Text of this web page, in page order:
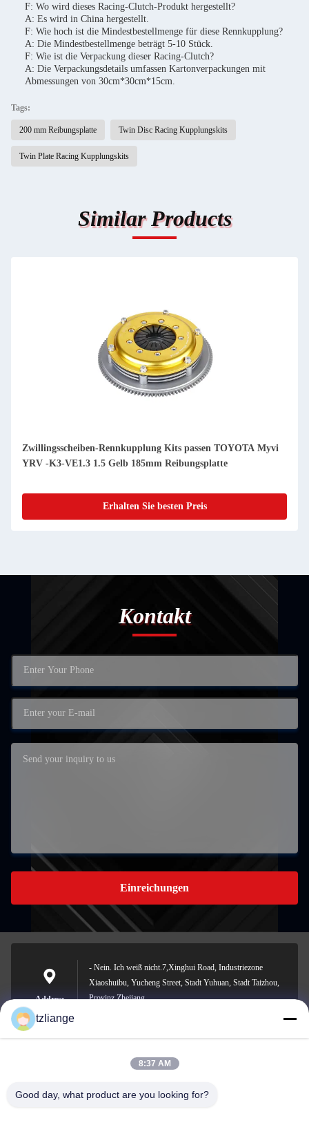
F: Wo wird dieses Racing-Clutch-Produkt hergestellt?
A: Es wird in China hergestellt.
F: Wie hoch ist die Mindestbestellmenge für diese Rennkupplung?
A: Die Mindestbestellmenge beträgt 5-10 Stück.
F: Wie ist die Verpackung dieser Racing-Clutch?
A: Die Verpackungsdetails umfassen Kartonverpackungen mit
Abmessungen von 30cm*30cm*15cm.
Tags:
200 mm Reibungsplatte Twin Disc Racing Kupplungskits
Twin Plate Racing Kupplungskits
Similar Products
Zwillingsscheiben-Rennkupplung Kits passen TOYOTA Myvi
YRV -K3-VE1.3 1.5 Gelb 185mm Reibungsplatte
Erhalten Sie besten Preis
Kontakt
Einreichungen
Address
- Nein. Ich weiß nicht.7,Xinghui Road, Industriezone
Xiaoshuibu, Yucheng Street, Stadt Yuhuan, Stadt Taizhou,
Provinz Zhejiang
E-mail
szp.szp@163.com
tzliange
8:37 AM
Good day, what product are you looking for?